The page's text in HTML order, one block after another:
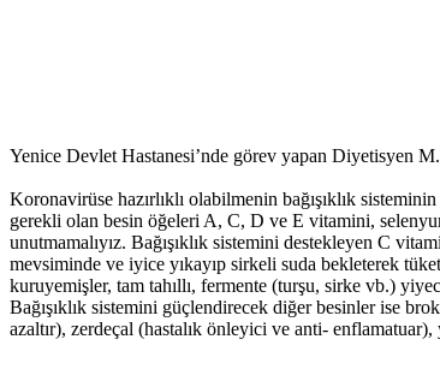
Yenice Devlet Hastanesi’nde görev yapan Diyetisyen
Koronavirüse hazırlıklı olabilmenin bağışıklık
gerekli olan besin öğeleri A, C, D ve E vitamini,
unutmamalıyız. Bağışıklık sistemini destekleyen C
mevsiminde ve iyice yıkayıp sirkeli suda bekleterek
kuruyemişler, tam tahıllı, fermente (turşu, sirke vb.)
Bağışıklık sistemini güçlendirecek diğer besinler ise
azaltır), zerdeçal (hastalık önleyici ve anti-